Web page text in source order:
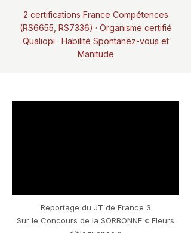
2 certifications France Compétences
(RS6655, RS7336) · Organisme certifié
Qualiopi · Habilité Spontanez-vous et
Manitude
Reportage du JT de France 3
Sur le Concours de la SORBONNE « Fleurs